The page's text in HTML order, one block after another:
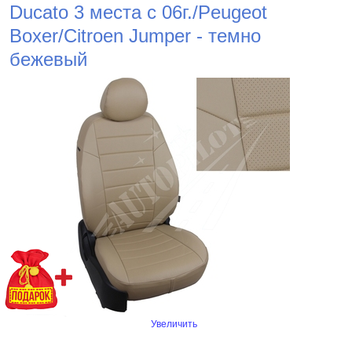
Ducato 3 места с 06г./Peugeot
Boxer/Citroen Jumper - темно
бежевый
Увеличить